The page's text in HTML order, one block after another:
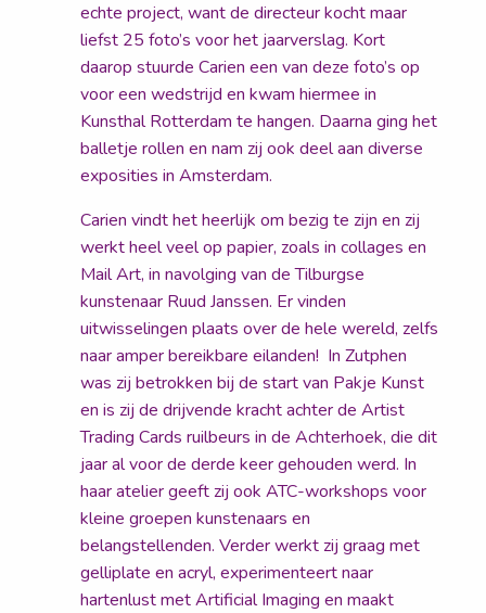
echte project, want de directeur kocht maar
liefst 25 foto’s voor het jaarverslag. Kort
daarop stuurde Carien een van deze foto’s op
voor een wedstrijd en kwam hiermee in
Kunsthal Rotterdam te hangen. Daarna ging het
balletje rollen en nam zij ook deel aan diverse
exposities in Amsterdam.
Carien vindt het heerlijk om bezig te zijn en zij
werkt heel veel op papier, zoals in collages en
Mail Art, in navolging van de Tilburgse
kunstenaar Ruud Janssen. Er vinden
uitwisselingen plaats over de hele wereld, zelfs
naar amper bereikbare eilanden! In Zutphen
was zij betrokken bij de start van Pakje Kunst
en is zij de drijvende kracht achter de Artist
Trading Cards ruilbeurs in de Achterhoek, die dit
jaar al voor de derde keer gehouden werd. In
haar atelier geeft zij ook ATC-workshops voor
kleine groepen kunstenaars en
belangstellenden. Verder werkt zij graag met
gelliplate en acryl, experimenteert naar
hartenlust met Artificial Imaging en maakt